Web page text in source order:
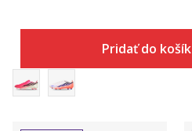
Pridať do košíka